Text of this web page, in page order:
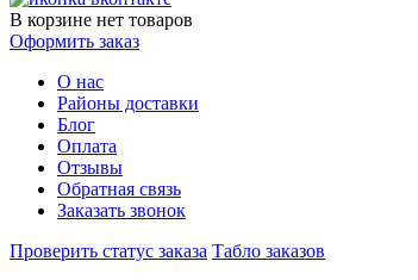
В корзине нет товаров
Оформить заказ
О нас
Районы доставки
Блог
Оплата
Отзывы
Обратная связь
Заказать звонок
Проверить статус заказа Табло заказов